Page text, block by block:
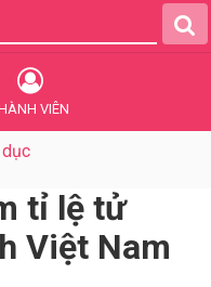
VIÊN
dục
tỉ lệ tử
Việt Nam